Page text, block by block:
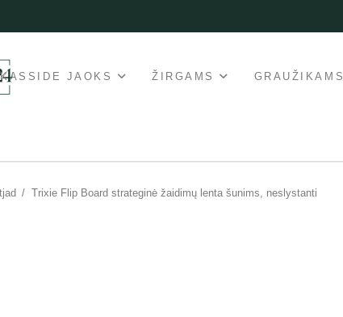
KASSIDE JAOKS ŽIRGAMS GRAUŽIKAMS
/ Trixie Flip Board strateginė žaidimų lenta šunims, neslystanti